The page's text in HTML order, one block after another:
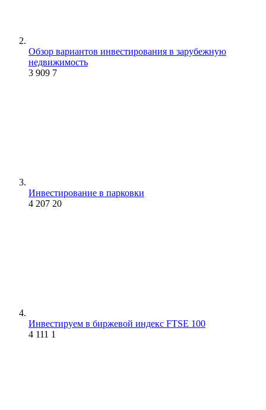
Обзор вариантов инвестирования в зарубежную
недвижимость
3 909 7
Инвестирование в парковки
4 207 20
Инвестируем в биржевой индекс FTSE 100
4 111 1